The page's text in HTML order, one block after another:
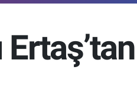
64,2534
%0.22
BİST100
13.703
%0